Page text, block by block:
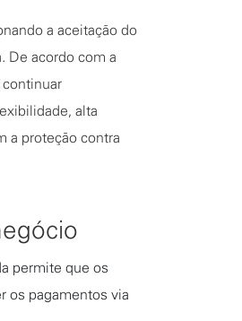
a aceitação do
De acordo com a
alta
a proteção contra
permite que os
os pagamentos via